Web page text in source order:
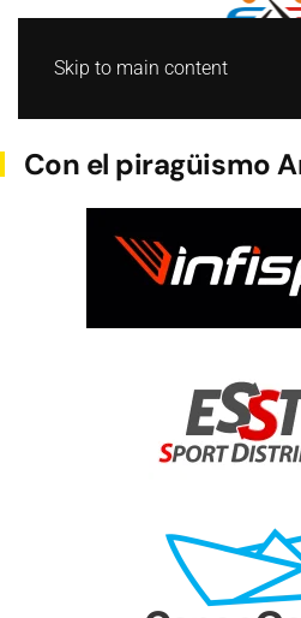
Skip to main content
BARCO DRAGON
Con el piragüismo